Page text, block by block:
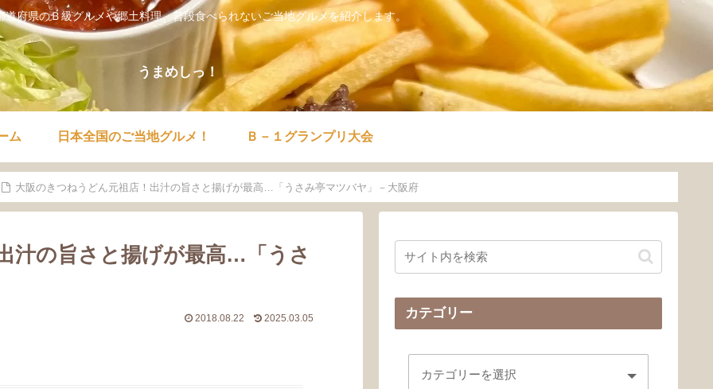
道府県のＢ級グルメや郷土料理。普段食べられないご当地グルメを紹介します。
うまめしっ！
ム 日本全国のご当地グルメ！ Ｂ－１グランプリ大会
大阪のきつねうどん元祖店！出汁の旨さと揚げが最高…「うさみ亭マツバヤ」－大阪府
汁の旨さと揚げが最高…「うさ
2018.08.22 2025.03.05 カテゴリー